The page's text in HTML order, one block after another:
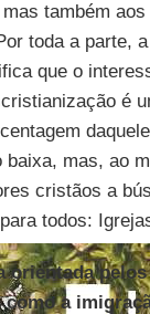
também
toda a parte,
que o
é
mas, ao
cristãos a
todos:
orientada
a